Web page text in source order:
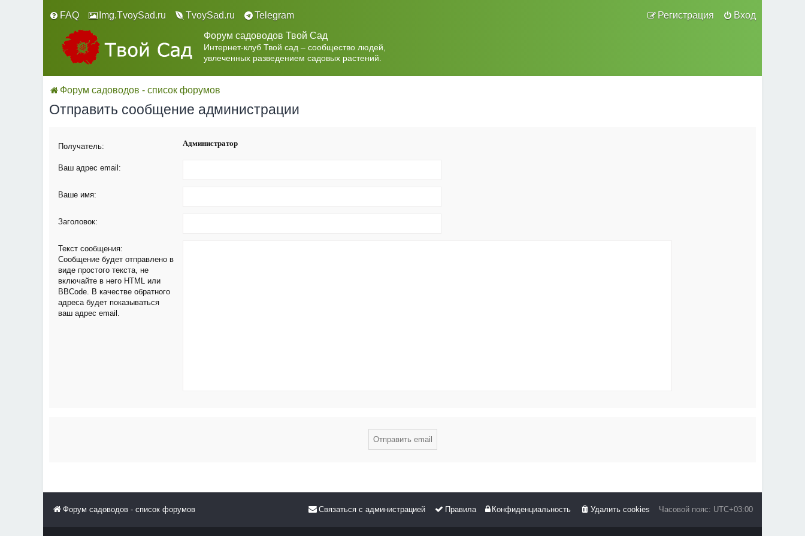
FAQ Вход
Регистрация
Img.TvoySad.ru TvoySad.ru
Telegram
Форум садоводов Твой Сад
Интернет-клуб Твой сад – сообщество людей,
увлеченных разведением садовых растений.
Форум садоводов - список форумов
Отправить сообщение администрации
Получатель: Администратор
Ваш адрес email:
Ваше имя:
Заголовок:
Текст сообщения:
Сообщение будет отправлено в
виде простого текста, не
включайте в него HTML или
BBCode. В качестве обратного
адреса будет показываться
ваш адрес email.
Форум садоводов - список форумов Часовой пояс: UTC+03:00
Удалить cookies
Конфиденциальность
Правила
Связаться с администрацией